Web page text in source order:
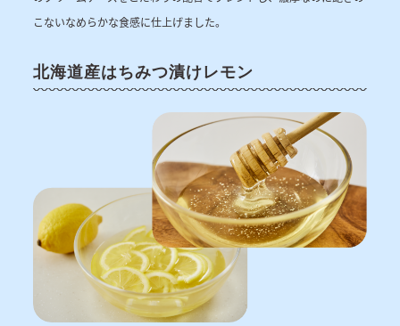
こないなめらかな食感に仕上げました。
北海道産はちみつ漬けレモン